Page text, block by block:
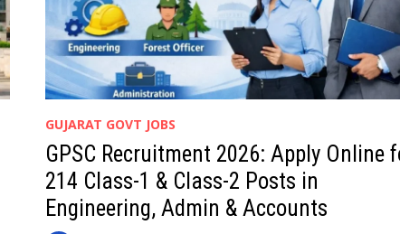
GUJARAT GOVT JOBS
GPSC Recruitment 2026: Apply Online
214 Class-1 & Class-2 Posts in
Engineering, Admin & Accounts